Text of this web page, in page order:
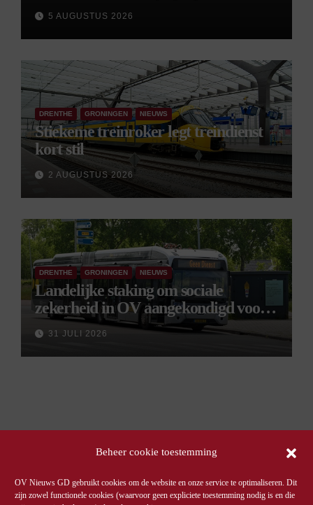
Beheer cookie toestemming
OV Nieuws GD gebruikt cookies om de website en onze service te optimaliseren. Dit
zijn zowel functionele cookies (waarvoor geen expliciete toestemming nodig is en die
5 AUGUSTUS 2026
DRENTHE GRONINGEN NIEUWS
Stiekeme treinroker legt treindienst
kort stil
2 AUGUSTUS 2026
DRENTHE GRONINGEN NIEUWS
Landelijke staking om sociale
zekerheid in OV aangekondigd voor 9
september
31 JULI 2026